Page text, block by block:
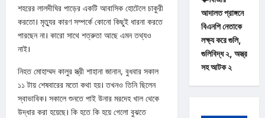
শহরের লালদীঘির পাড়ের একটি আবাসিক হোটেলে চাকুরী
করতো। মৃত্যুর কারণ সম্পর্কে কোনো কিছুই ধারনা করতে
পারছেন না। কারো সাথে শত্রুতা আছে এমন তথ্যও
নাই।
নিহত মোহাম্মদ কালুর স্ত্রী শাহানা জানান, বুধবার সকাল
১১ টায় শেষবারের মতো কথা হয়। তখনও তিনি ছিলেন
স্বাভাবিক। সকালে শুনতে পাই উনার মরদেহ খাল থেকে
উদ্ধার করা হয়েছে। কি হতে কি হয়ে গেলো বুঝতে
আদালত প্রাঙ্গনে
বিএনপি নেতাকে
লক্ষ্য করে গুলি,
গুলিবিদ্ধ ২, অস্ত্র
সহ আটক ২